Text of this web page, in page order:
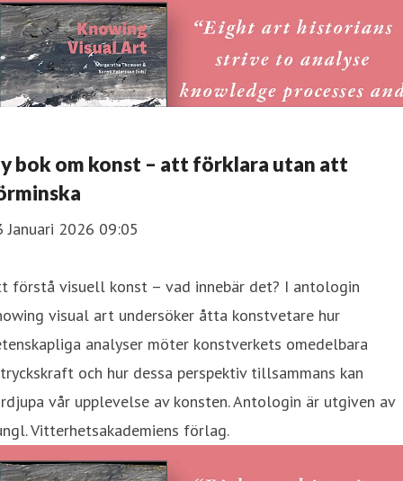
bok om konst – att förklara utan att
Januari 2026 09:05
förstå visuell konst – vad innebär det? I antologin
visual art undersöker åtta konstvetare hur
analyser möter konstverkets omedelbara
och hur dessa perspektiv tillsammans kan
vår upplevelse av konsten. Antologin är utgiven av
Vitterhetsakademiens förlag.